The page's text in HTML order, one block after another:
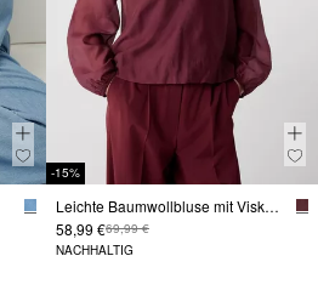
-15%
Leichte Baumwollbluse mit Viskosefutter
58,99 €69,99 €
NACHHALTIG